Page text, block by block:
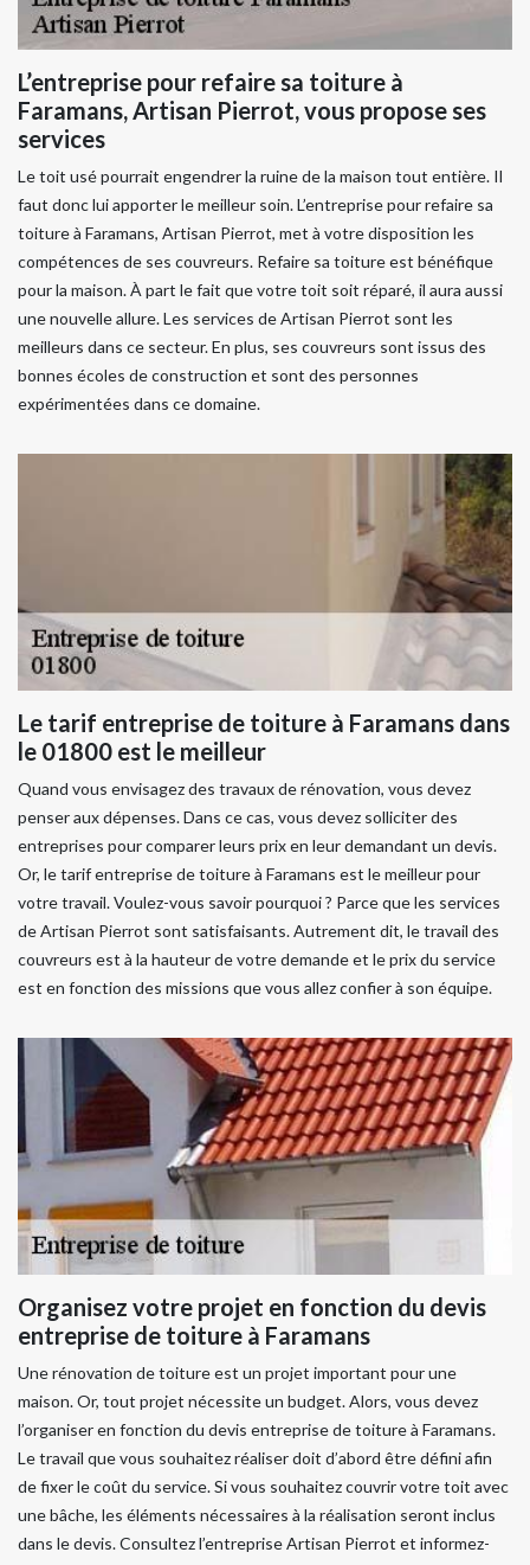
L’entreprise pour refaire sa toiture à
Faramans, Artisan Pierrot, vous propose ses
services
Le toit usé pourrait engendrer la ruine de la maison tout entière. Il
faut donc lui apporter le meilleur soin. L’entreprise pour refaire sa
toiture à Faramans, Artisan Pierrot, met à votre disposition les
compétences de ses couvreurs. Refaire sa toiture est bénéfique
pour la maison. À part le fait que votre toit soit réparé, il aura aussi
une nouvelle allure. Les services de Artisan Pierrot sont les
meilleurs dans ce secteur. En plus, ses couvreurs sont issus des
bonnes écoles de construction et sont des personnes
expérimentées dans ce domaine.
Le tarif entreprise de toiture à Faramans dans
le 01800 est le meilleur
Quand vous envisagez des travaux de rénovation, vous devez
penser aux dépenses. Dans ce cas, vous devez solliciter des
entreprises pour comparer leurs prix en leur demandant un devis.
Or, le tarif entreprise de toiture à Faramans est le meilleur pour
votre travail. Voulez-vous savoir pourquoi ? Parce que les services
de Artisan Pierrot sont satisfaisants. Autrement dit, le travail des
couvreurs est à la hauteur de votre demande et le prix du service
est en fonction des missions que vous allez confier à son équipe.
Organisez votre projet en fonction du devis
entreprise de toiture à Faramans
Une rénovation de toiture est un projet important pour une
maison. Or, tout projet nécessite un budget. Alors, vous devez
l’organiser en fonction du devis entreprise de toiture à Faramans.
Le travail que vous souhaitez réaliser doit d’abord être défini afin
de fixer le coût du service. Si vous souhaitez couvrir votre toit avec
une bâche, les éléments nécessaires à la réalisation seront inclus
dans le devis. Consultez l’entreprise Artisan Pierrot et informez-